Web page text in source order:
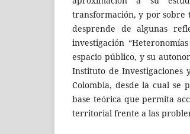
transformación, y por sobre
desprende de algunas
investigación
espacio público, y su
Instituto de Investigaciones
Colombia, desde la cual se
base teórica que permita
territorial frente a las